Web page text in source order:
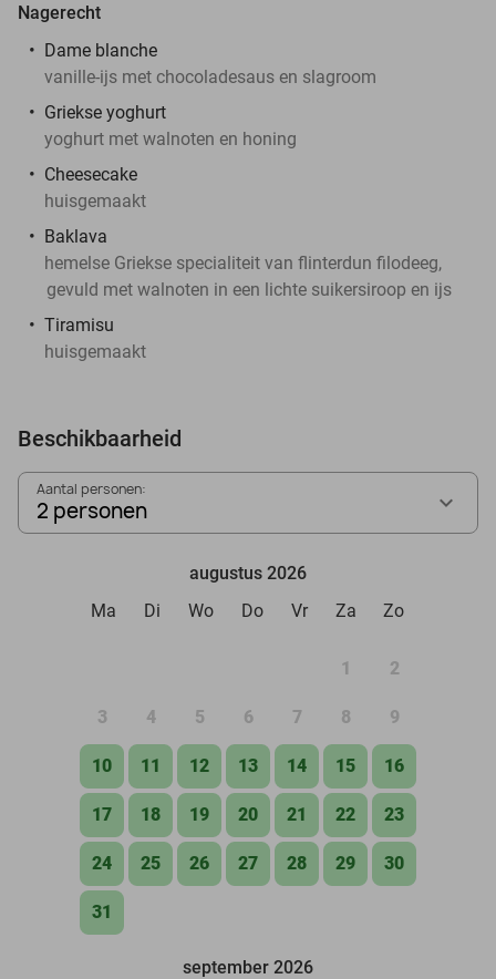
Nagerecht
Dame blanche
vanille-ijs met chocoladesaus en slagroom
Griekse yoghurt
yoghurt met walnoten en honing
Cheesecake
huisgemaakt
Baklava
hemelse Griekse specialiteit van flinterdun filodeeg,
gevuld met walnoten in een lichte suikersiroop en ijs
Tiramisu
huisgemaakt
Beschikbaarheid
Aantal personen:
2 personen
augustus 2026
Ma
Di Wo Do Vr Za Zo
1 2
3 4 5 6 7 8 9
10 11 12 13 14 15 16
17 18 19 20 21 22 23
24 25 26 27 28 29 30
31
september 2026